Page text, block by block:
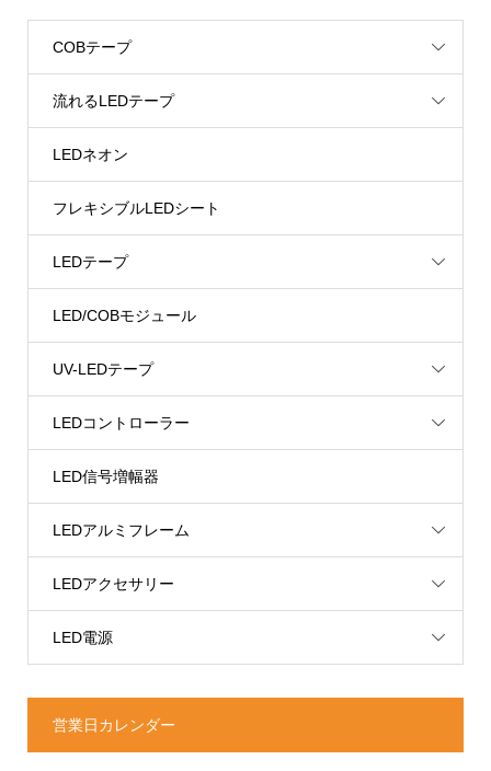
COBテープ
流れるLEDテープ
LEDネオン
フレキシブルLEDシート
LEDテープ
LED/COBモジュール
UV-LEDテープ
LEDコントローラー
LED信号増幅器
LEDアルミフレーム
LEDアクセサリー
LED電源
営業日カレンダー